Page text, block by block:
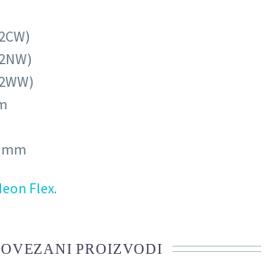
Flex.
PROIZVODI